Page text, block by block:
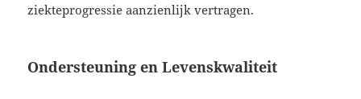
ziekteprogressie aanzienlijk vertragen.
Ondersteuning en Levenskwaliteit